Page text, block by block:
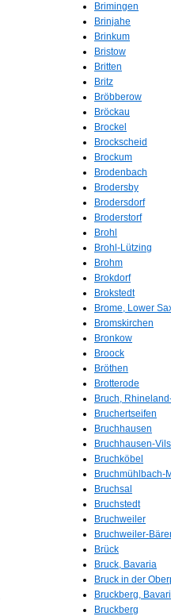
Brimingen
Brinjahe
Brinkum
Bristow
Britten
Britz
Bröbberow
Bröckau
Brockel
Brockscheid
Brockum
Brodenbach
Brodersby
Brodersdorf
Broderstorf
Brohl
Brohl-Lützing
Brohm
Brokdorf
Brokstedt
Brome, Lower
Bromskirchen
Bronkow
Broock
Bröthen
Brotterode
Bruch,
Bruchertseifen
Bruchhausen
Bruchhausen-
Bruchköbel
Bruchmühlbach-
Bruchsal
Bruchstedt
Bruchweiler
Bruchweiler-
Brück
Bruck, Bavaria
Bruck in der
Bruckberg,
Bruckberg